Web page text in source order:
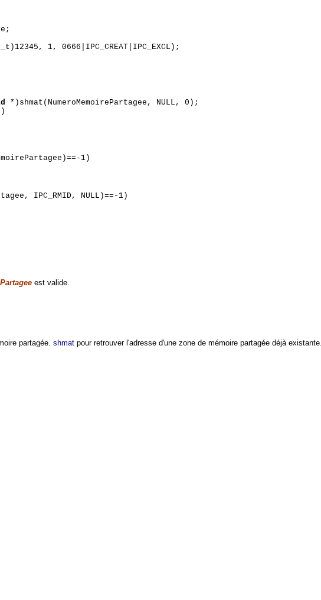
1, 0666|IPC_CREAT|IPC_EXCL);
*)shmat(NumeroMemoirePartagee, NULL, 0);
1)
IPC_RMID, NULL)==-1)
est valide.
partagée. shmatpour retrouver l'adresse d'une zone de mémoire partagée déjà existante.